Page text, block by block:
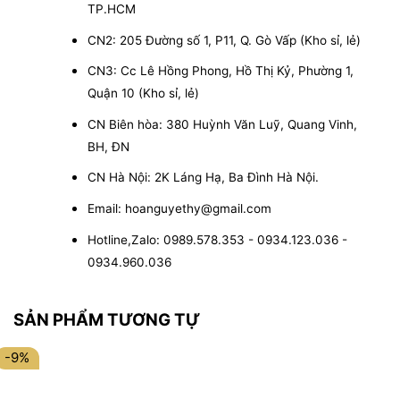
TP.HCM
CN2: 205 Đường số 1, P11, Q. Gò Vấp (Kho sỉ, lẻ)
CN3: Cc Lê Hồng Phong, Hồ Thị Kỷ, Phường 1,
Quận 10 (Kho sỉ, lẻ)
CN Biên hòa: 380 Huỳnh Văn Luỹ, Quang Vinh,
BH, ĐN
CN Hà Nội: 2K Láng Hạ, Ba Đình Hà Nội.
Email: hoanguyethy@gmail.com
Hotline,Zalo: 0989.578.353 - 0934.123.036 -
0934.960.036
SẢN PHẨM TƯƠNG TỰ
-9%